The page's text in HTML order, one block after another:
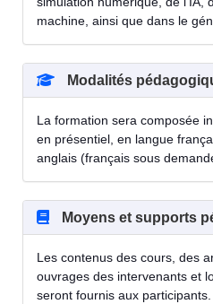
machine, ainsi que dans le
Modalités
La formation sera composée
en présentiel, en langue
anglais (français sous
Moyens et supports
Les contenus des cours, des
ouvrages des intervenants et
seront fournis aux participants.